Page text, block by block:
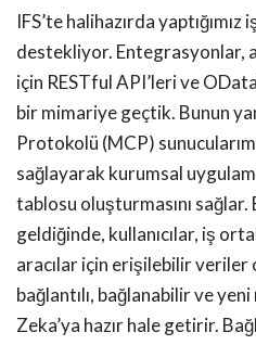
IFS’te halihazırda
destekliyor. Entegrasyonlar,
için RESTful API’leri ve
bir mimariye geçtik. Bunun
Protokolü (MCP)
sağlayarak kurumsal
tablosu oluşturmasını sağlar.
geldiğinde, kullanıcılar, iş
aracılar için erişilebilir
bağlantılı, bağlanabilir ve
Zeka’ya hazır hale getirir.